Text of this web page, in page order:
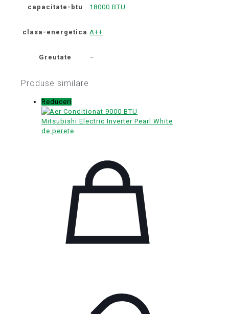
capacitate-btu 18000 BTU
clasa-energetica A++
Greutate –
Produse similare
Reduceri